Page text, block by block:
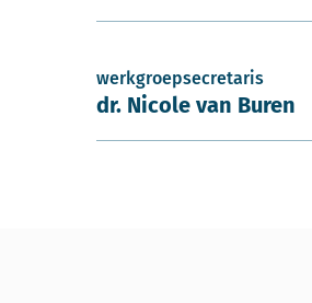
werkgroepsecretaris
dr. Nicole van Buren